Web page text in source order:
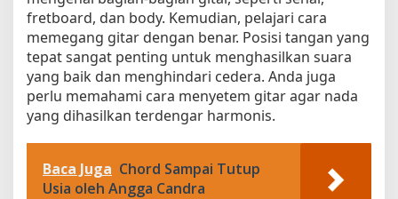
fretboard, dan body. Kemudian, pelajari cara
memegang gitar dengan benar. Posisi tangan yang
tepat sangat penting untuk menghasilkan suara
yang baik dan menghindari cedera. Anda juga
perlu memahami cara menyetem gitar agar nada
yang dihasilkan terdengar harmonis.
Baca Juga Chord Sampai Tutup
Usia oleh Angga Candra